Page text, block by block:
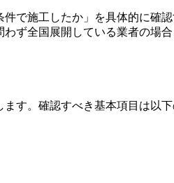
で施工したか」を具体的に確
ず全国展開している業者の場
す。確認すべき基本項目は以下